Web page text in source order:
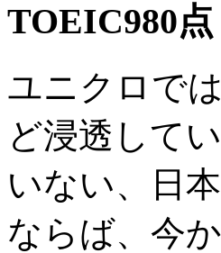
TOEIC980
ユニクロで
ど浸透して
いない、日
ならば、今